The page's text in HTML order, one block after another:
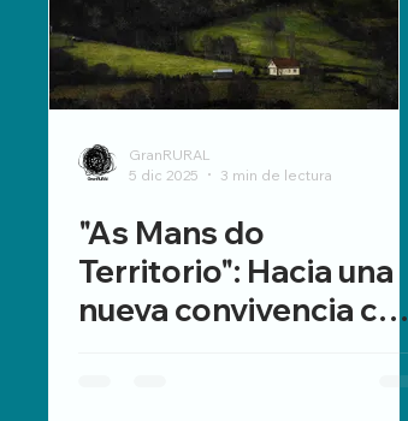
GranRURAL
5 dic 2025
3 min de lectura
"As Mans do
Territorio": Hacia una
nueva convivencia con